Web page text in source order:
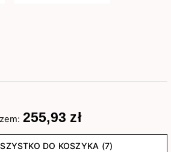
255,93 zł
DO KOSZYKA (7)